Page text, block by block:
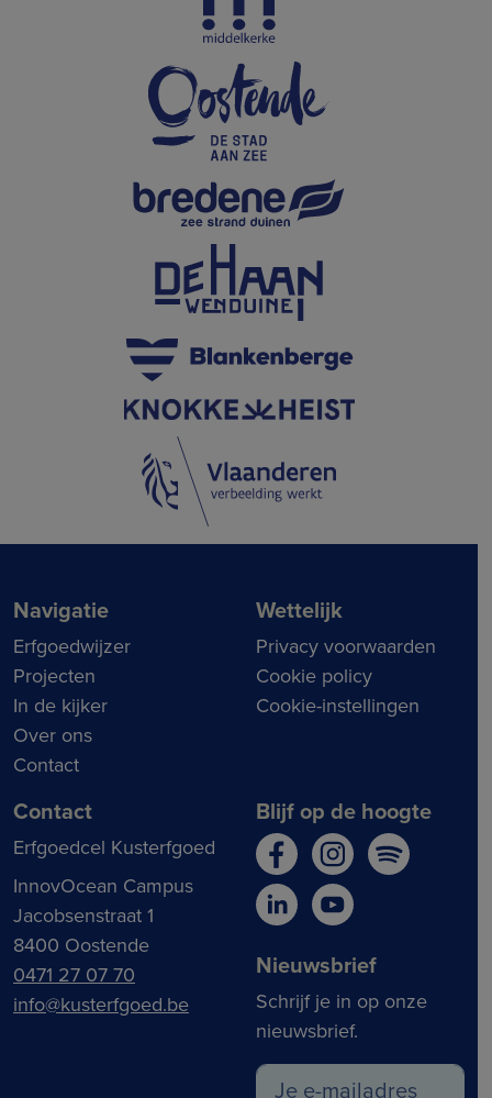
Navigatie
Erfgoedwijzer
Projecten
In de kijker
Over ons
Contact
Wettelijk
Privacy voorwaarden
Cookie policy
Cookie-instellingen
Contact
Erfgoedcel Kusterfgoed
InnovOcean Campus
Jacobsenstraat 1
8400 Oostende
0471 27 07 70
info@kusterfgoed.be
Blijf op de hoogte
Nieuwsbrief
Schrijf je in op onze
nieuwsbrief.